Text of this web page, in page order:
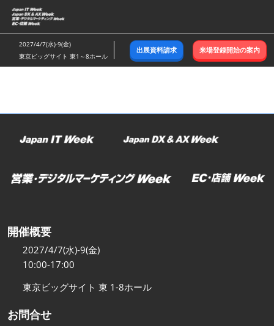
ス
キ
ッ
し
む
2027/4/7(水)-9(金)
東京ビッグサイト 東1～8ホール
出展資料請求 来場登録開始の案内
開催概要
2027/4/7(水)-9(金)
10:00-17:00
東京ビッグサイト 東 1-8ホール
お問合せ